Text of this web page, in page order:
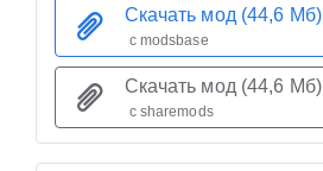
Скачать мод (44,6 Мб)
с modsbase
Скачать мод (44,6 Мб)
с sharemods